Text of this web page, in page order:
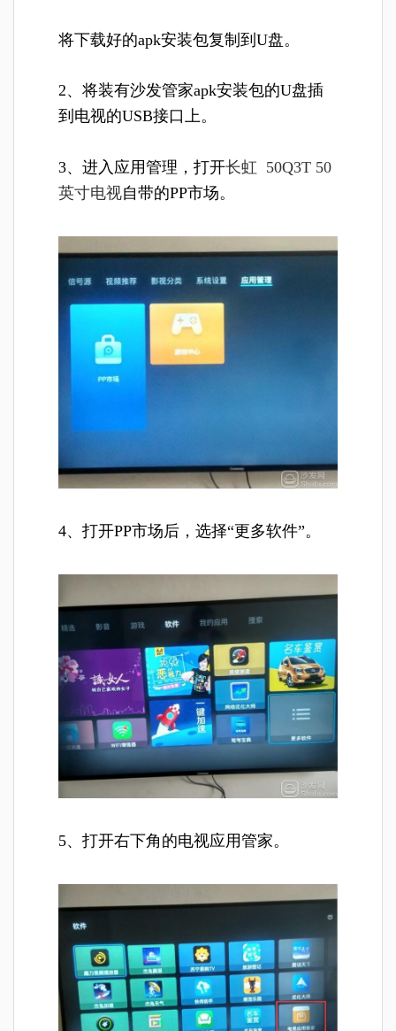
将下载好的apk安装包复制到U盘。
2、将装有沙发管家apk安装包的U盘插
到电视的USB接口上。
3、进入应用管理，打开长虹 50Q3T 50
英寸电视自带的PP市场。
4、打开PP市场后，选择“更多软件”。
5、打开右下角的电视应用管家。